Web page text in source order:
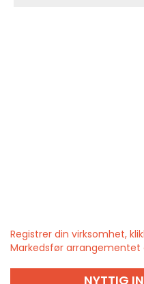
Registrer din virksomhet,
Markedsfør arrangementet
NYTTIG